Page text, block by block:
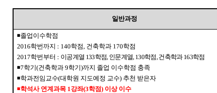
일반과정
◾졸업이수학점
2016학번까지 : 140학점, 건축학과 170학점
2017학번부터 : 이공계열 133학점, 인문계열, 130학점, 건축학과 163학점
◾7학기 (건축학과 9학기 )까지 졸업 이수학점 충족
◾학과전임교수(대학원 지도예정 교수) 추천 받은자
◾학석사 연계과목 1 강좌(3학점) 이상 이수